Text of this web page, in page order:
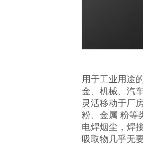
用于工业用途
金、机械、汽
灵活移动于厂
粉、金属 粉等
电焊烟尘，焊
吸取物几乎无